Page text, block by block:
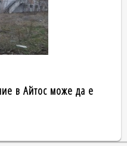
в Айтос може да е